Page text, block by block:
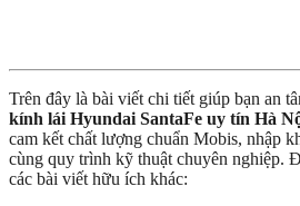
Trên đây là bài viết chi tiết giúp bạn an
kính lái Hyundai SantaFe uy tín Hà
cam kết chất lượng chuẩn Mobis, nhập
cùng quy trình kỹ thuật chuyên nghiệp.
các bài viết hữu ích khác: